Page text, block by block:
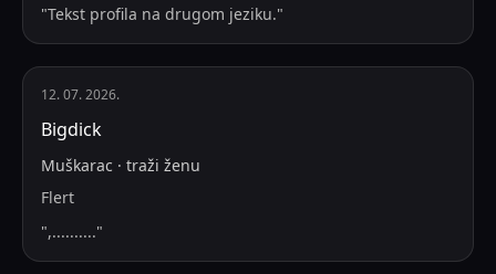
"Tekst profila na drugom jeziku."
12. 07. 2026.
Bigdick
Muškarac · traži ženu
Flert
",.........."